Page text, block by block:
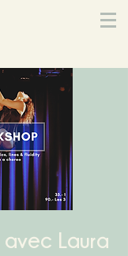
avec Laura